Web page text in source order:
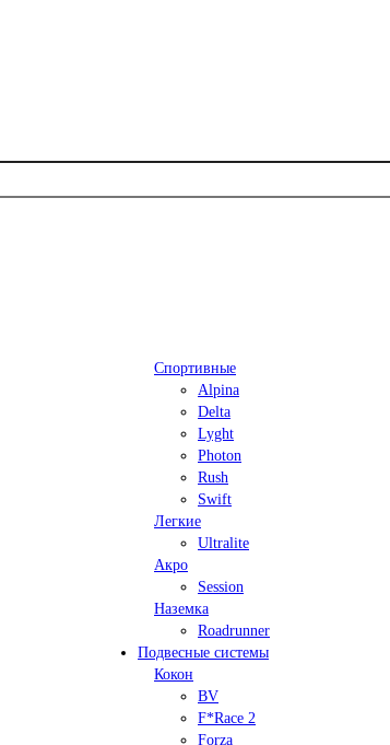
Спортивные
Alpina
Delta
Lyght
Photon
Rush
Swift
Легкие
Ultralite
Акро
Session
Наземка
Roadrunner
Подвесные системы
Кокон
BV
F*Race 2
Forza